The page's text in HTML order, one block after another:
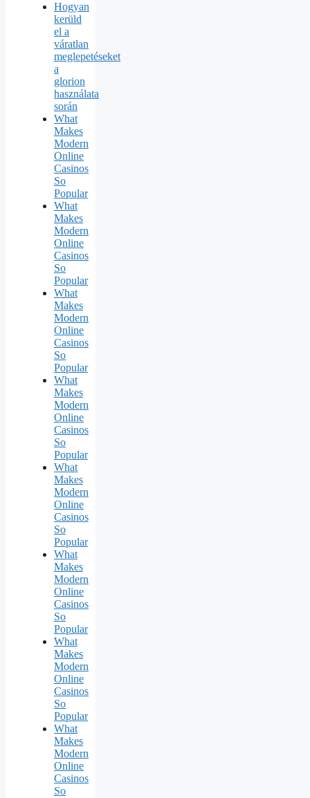
Hogyan
kerüld
el a
váratlan
meglepetéseket
a
glorion
használata
során
What
Makes
Modern
Online
Casinos
So
Popular
What
Makes
Modern
Online
Casinos
So
Popular
What
Makes
Modern
Online
Casinos
So
Popular
What
Makes
Modern
Online
Casinos
So
Popular
What
Makes
Modern
Online
Casinos
So
Popular
What
Makes
Modern
Online
Casinos
So
Popular
What
Makes
Modern
Online
Casinos
So
Popular
What
Makes
Modern
Online
Casinos
So